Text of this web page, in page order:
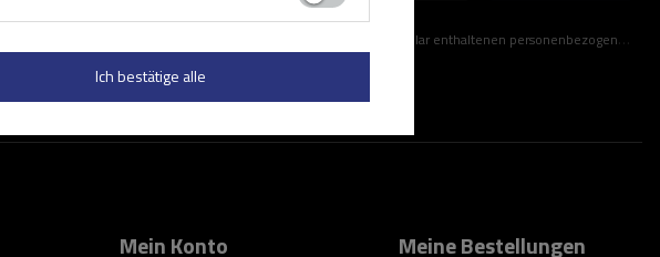
Kontaktformular Ich stimme der Verarbeitung meiner im Kontaktformular enthaltenen personenbezogenen Daten gemäß der Verordnung (EU) des Europäischen Parlaments und des Rates zu.
Mein Konto Meine Bestellungen
Ich bestätige alle